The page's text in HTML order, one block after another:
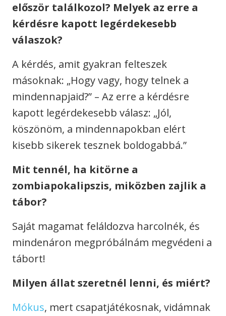
először találkozol? Melyek az erre a
kérdésre kapott legérdekesebb
válaszok?
A kérdés, amit gyakran felteszek
másoknak: „Hogy vagy, hogy telnek a
mindennapjaid?” – Az erre a kérdésre
kapott legérdekesebb válasz: „Jól,
köszönöm, a mindennapokban elért
kisebb sikerek tesznek boldogabbá.”
Mit tennél, ha kitörne a
zombiapokalipszis, miközben zajlik a
tábor?
Saját magamat feláldozva harcolnék, és
mindenáron megpróbálnám megvédeni a
tábort!
Milyen állat szeretnél lenni, és miért?
Mókus, mert csapatjátékosnak, vidámnak